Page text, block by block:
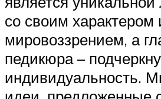
со своим характером
мировоззрением, а
педикюра –
индивидуальность.